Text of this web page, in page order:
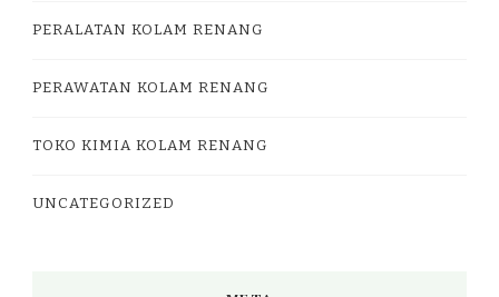
PERALATAN KOLAM RENANG
PERAWATAN KOLAM RENANG
TOKO KIMIA KOLAM RENANG
UNCATEGORIZED